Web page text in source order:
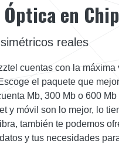
en
reales
cuentas con la
el paquete que
Mb, 300 Mb o 600
y móvil son lo mejor, lo
también te podemos
y tus necesidades